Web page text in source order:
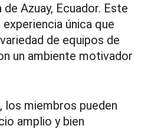
Azuay, Ecuador. Este
única que
de equipos de
un ambiente motivador
los miembros pueden
amplio y bien